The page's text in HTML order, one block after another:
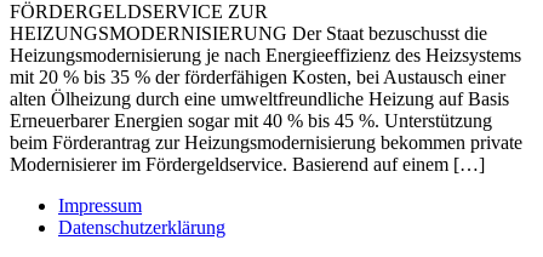
FÖRDERGELDSERVICE ZUR
HEIZUNGSMODERNISIERUNG Der Staat bezuschusst die
Heizungsmodernisierung je nach Energieeffizienz des Heizsystems
mit 20 % bis 35 % der förderfähigen Kosten, bei Austausch einer
alten Ölheizung durch eine umweltfreundliche Heizung auf Basis
Erneuerbarer Energien sogar mit 40 % bis 45 %. Unterstützung
beim Förderantrag zur Heizungsmodernisierung bekommen private
Modernisierer im Fördergeldservice. Basierend auf einem […]
Impressum
Datenschutzerklärung